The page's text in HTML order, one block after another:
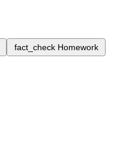
fact_check Homework